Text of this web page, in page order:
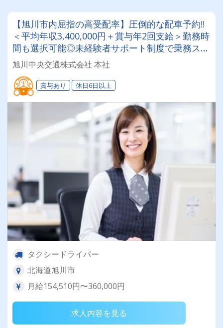
【旭川市内屈指の高受配率】圧倒的な配車予約!!
＜平均年収3,400,000円＋賞与年2回支給＞勤務時
間も選択可能◎未経験者サポート制度で乗務スタ
ート6ヵ月間は給料保証付き！働きやすい職場な
のでご安心を♪
旭川中央交通株式会社 本社
賞与あり 休日6日以上
タクシードライバー
北海道旭川市
月給154,510円〜360,000円
求人内容を見る